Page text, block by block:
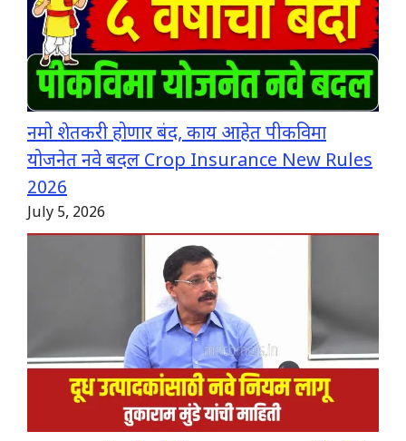
नमो शेतकरी होणार बंद, काय आहेत पीकविमा
योजनेत नवे बदल Crop Insurance New Rules
2026
July 5, 2026